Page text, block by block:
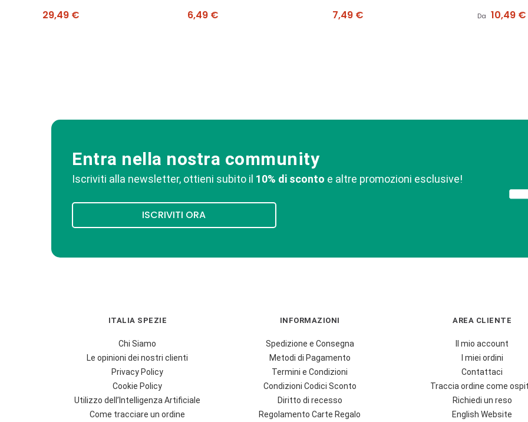
Prezzo
6,49 € Prezzo
7,49 € Da Prezzo
10,49 € Prezzo
4,49 €
Entra nella nostra community
Iscriviti alla newsletter, ottieni subito il 10% di sconto e altre promozioni esclusive!
ISCRIVITI ORA
ITALIA SPEZIE
Chi Siamo
Le opinioni dei nostri clienti
Privacy Policy
Cookie Policy
Utilizzo dell’Intelligenza Artificiale
Come tracciare un ordine
INFORMAZIONI
Spedizione e Consegna
Metodi di Pagamento
Termini e Condizioni
Condizioni Codici Sconto
Diritto di recesso
Regolamento Carte Regalo
AREA CLIENTE
Il mio account
I miei ordini
Contattaci
Traccia ordine come
Richiedi un reso
English Website